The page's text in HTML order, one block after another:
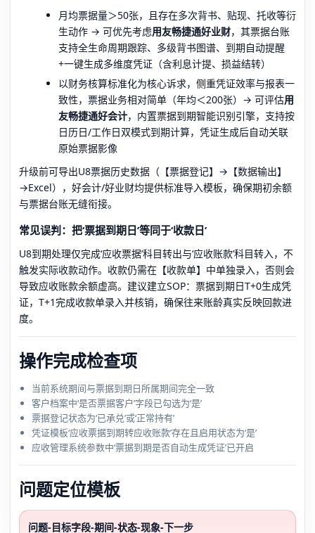
月均票据量＞50张，且存在多次背书、贴现、托收等衍
生动作 → 可优先考虑用友畅捷通好业财，其票据台账
支持全生命周期跟踪、多级背书图谱、到期自动提醒
+一键生成多维度凭证（含利息计提、损益结转）
以财务核算标准化为核心诉求，侧重凭证效率与报表一
致性，票据业务相对简单（年均＜200张）→ 可评估用
友畅捷通好会计，内置票据到期智能识别引擎，支持按
日历日/工作日双模式到期计算，凭证生成后自动关联
原始票据影像
升级前可导出U8票据历史数据（【票据登记】→【数据输出】
→Excel），好会计/好业财均提供标准导入模板，确保期初余额
与票据台账无缝衔接。
常见误判：把‘票据到期日’等同于‘收款日’
U8到期处理仅完成‘应收票据’科目转出与‘应收账款’科目转入，不
触发实际收款动作。收款仍需在【收款单】中单独录入，否则会
导致应收账款余额虚高。建议建立SOP：票据到期日T+0生成凭
证，T+1完成收款单录入并核销，确保往来账龄真实反映回款进
度。
操作完成检查项
当前系统期间与票据到期日所属期间完全一致
客户档案中‘是否票据客户’字段已勾选为‘是’
票据登记状态为‘已承兑’或‘正常持有’
凭证模板‘应收票据到期转应收账款’存在且启用状态为‘是’
应收管理系统参数中‘票据到期是否自动生成凭证’已开启
问题定位模板
问题-目标字段-期间-状态-现象-下一步